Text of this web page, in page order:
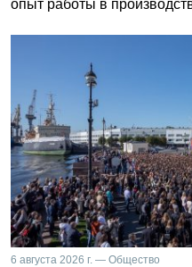
опыт работы в
6 августа 2026 г. — Общество